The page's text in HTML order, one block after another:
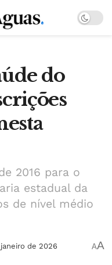
do
2016 para o
estadual da
de nível médio
de 2026 AA